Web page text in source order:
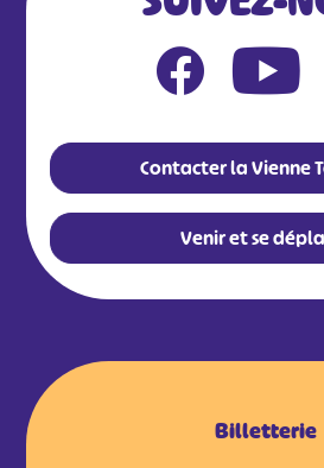
Contacter la Vienne
Venir et se
Billetterie